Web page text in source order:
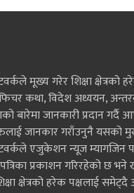
मूख्य गरेर शिक्षा क्षेत्रको
कथा, विदेश अध्ययन,
बारेमा जानकारी प्रदान गर्दै
जानकार गराँउनुनै यसको
एजुकेशन न्यूज म्यागजिन
प्रकाशन गरिरहेको छ
क्षेत्रको हरेक पक्षलाई